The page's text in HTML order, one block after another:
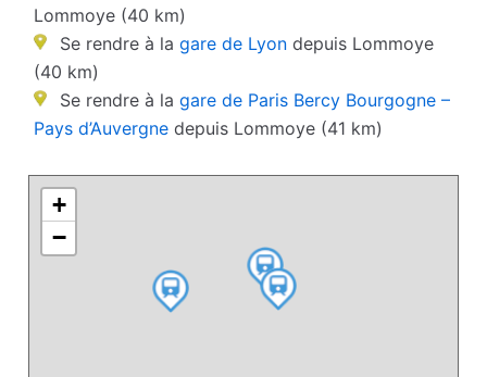
Lommoye (40 km)
Se rendre à la gare de Lyon depuis Lommoye
(40 km)
Se rendre à la gare de Paris Bercy Bourgogne –
Pays d’Auvergne depuis Lommoye (41 km)
+
−